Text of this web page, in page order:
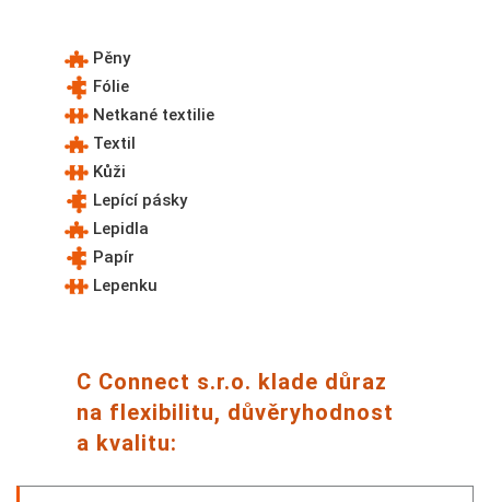
Pěny
Fólie
Netkané textilie
Textil
Kůži
Lepící pásky
Lepidla
Papír
Lepenku
C Connect s.r.o. klade důraz
na flexibilitu, důvěryhodnost
a kvalitu: